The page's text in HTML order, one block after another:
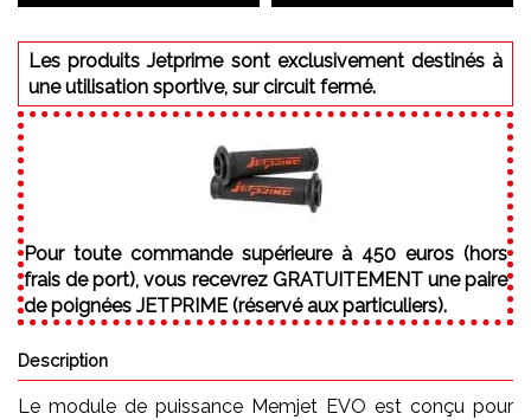
Les produits Jetprime sont exclusivement destinés à
une utilisation sportive, sur circuit fermé.
Pour toute commande supérieure à 450 euros (hors
frais de port), vous recevrez GRATUITEMENT une paire
de poignées JETPRIME (réservé aux particuliers).
Description
Le module de puissance Memjet EVO est conçu pour